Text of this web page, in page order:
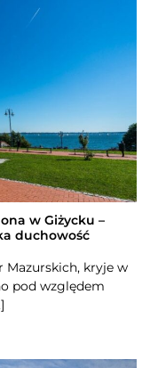
w Giżycku –
duchowość
Mazurskich, kryje w
pod względem